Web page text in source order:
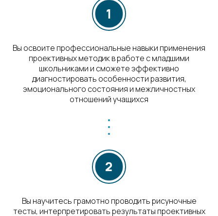
Вы освоите профессиональные навыки применения
проективных методик в работе с младшими
школьниками и сможете эффективно
диагностировать особенности развития,
эмоционального состояния и межличностных
отношений учащихся
Вы научитесь грамотно проводить рисуночные
тесты, интерпретировать результаты проективных